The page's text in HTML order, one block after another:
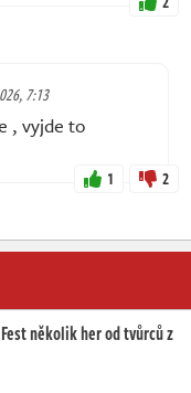
7:13
, vyjde to
1 2
několik her od tvůrců z